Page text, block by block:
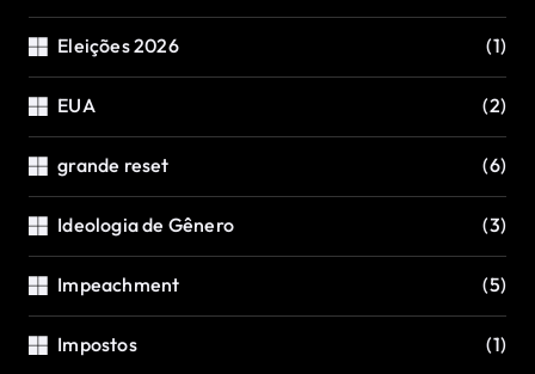
Eleições 2026 (1)
EUA (2)
grande reset (6)
Ideologia de Gênero (3)
Impeachment (5)
Impostos (1)